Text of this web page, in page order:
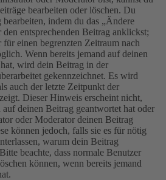
bearbeiten oder löschen. Du
bearbeiten, indem du das „Ändere
entsprechenden Beitrag anklickst;
einen begrenzten Zeitraum nach
Wenn bereits jemand auf deinen
wird dein Beitrag in der
gekennzeichnet. Es wird
auch der letzte Zeitpunkt der
Dieser Hinweis erscheint nicht,
deinen Beitrag geantwortet hat oder
oder Moderator deinen Beitrag
können jedoch, falls sie es für nötig
warum dein Beitrag
beachte, dass normale Benutzer
können, wenn bereits jemand